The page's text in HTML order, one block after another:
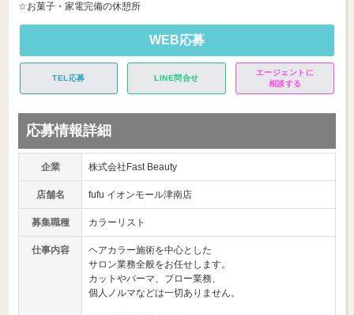
☆お菓子・家電完備の休憩所
WEB応募
TEL応募 LINE問合せ
エージェントに
相談する
応募情報詳細
企業 株式会社Fast Beauty
店舗名 fufu イオンモール津南店
募集職種 カラーリスト
仕事内容
ヘアカラー施術を中心とした
サロン業務全般をお任せします。
カットやパーマ、ブロー業務、
個人ノルマなどは一切ありません。